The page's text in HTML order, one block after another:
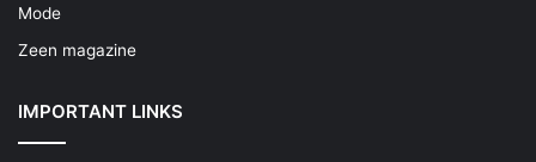
Mode
Zeen magazine
IMPORTANT LINKS